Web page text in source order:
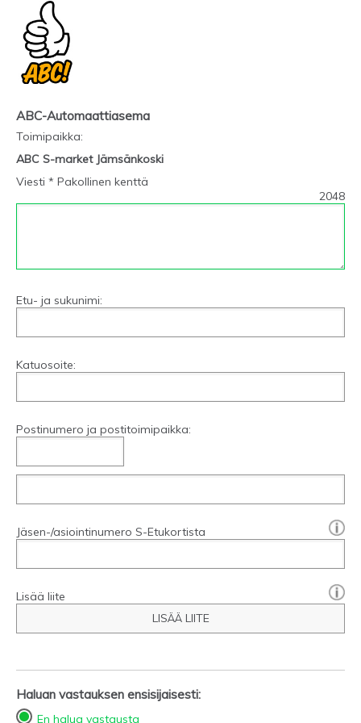
ABC-Automaattiasema
Toimipaikka:
ABC S-market Jämsänkoski
Viesti * Pakollinen kenttä
2048
Etu- ja sukunimi:
Katuosoite:
Postinumero ja postitoimipaikka:
Jäsen-/asiointinumero S-Etukortista
Lisää liite
LISÄÄ LIITE
Haluan vastauksen ensisijaisesti:
En halua vastausta